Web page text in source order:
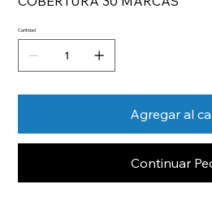
Cantidad
Agregar al
Continuar